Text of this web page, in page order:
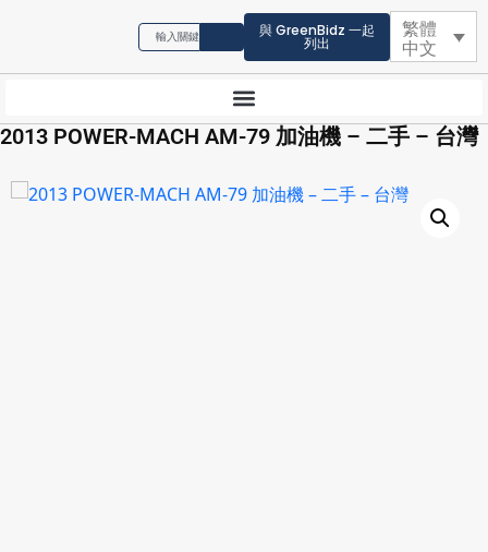
與 GreenBidz 一起
列出
繁體
中文
2013 POWER-MACH AM-79 加油機 – 二手 – 台灣